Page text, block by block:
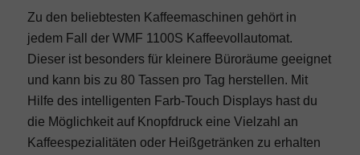
Zu den beliebtesten Kaffeemaschinen gehört in
jedem Fall der WMF 1100S Kaffeevollautomat.
Dieser ist besonders für kleinere Büroräume geeignet
und kann bis zu 80 Tassen pro Tag herstellen. Mit
Hilfe des intelligenten Farb-Touch Displays hast du
die Möglichkeit auf Knopfdruck eine Vielzahl an
Kaffeespezialitäten oder Heißgetränken zu erhalten